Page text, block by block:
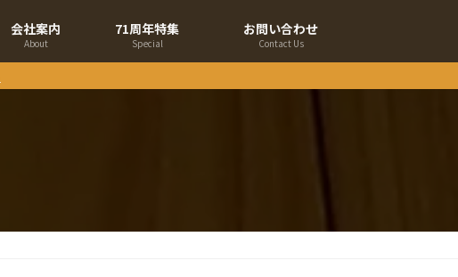
会社案内
About
71周年特集
Special
お問い合わせ
Contact Us